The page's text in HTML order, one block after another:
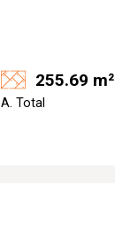
255.69 m²
A. Total